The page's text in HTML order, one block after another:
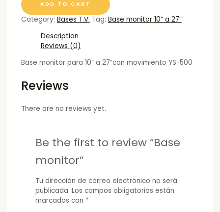
ADD TO CART
Category: Bases T.V. Tag: Base monitor 10” a 27”
Description
Reviews (0)
Base monitor para 10” a 27”con movimiento YS-500
Reviews
There are no reviews yet.
Be the first to review “Base
monitor”
Tu dirección de correo electrónico no será
publicada. Los campos obligatorios están
marcados con *